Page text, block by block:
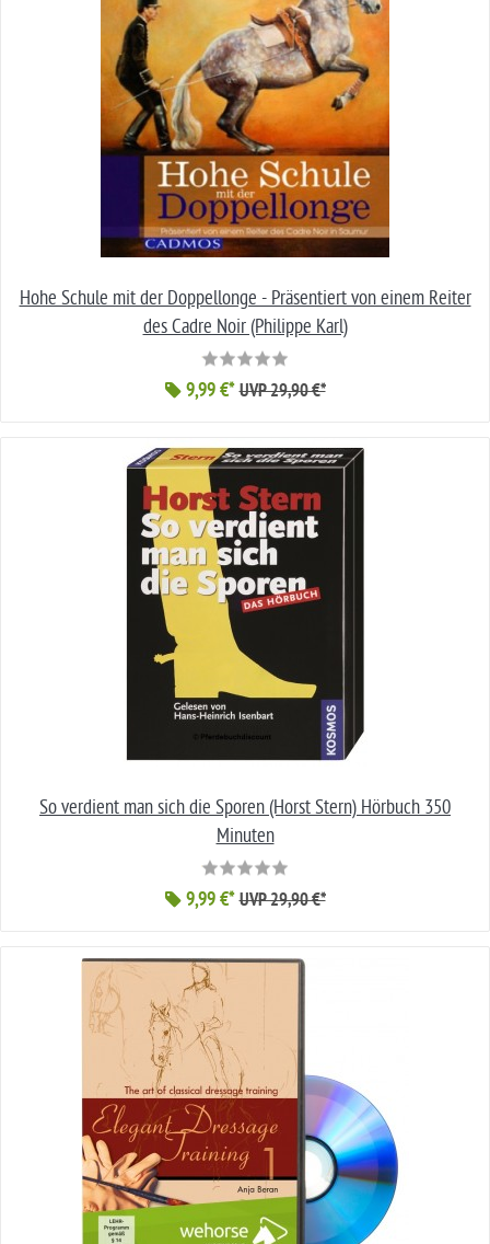
Hohe Schule mit der Doppellonge - Präsentiert von einem Reiter
des Cadre Noir (Philippe Karl)
9,99 €* UVP 29,90 €*
So verdient man sich die Sporen (Horst Stern) Hörbuch 350
Minuten
9,99 €* UVP 29,90 €*